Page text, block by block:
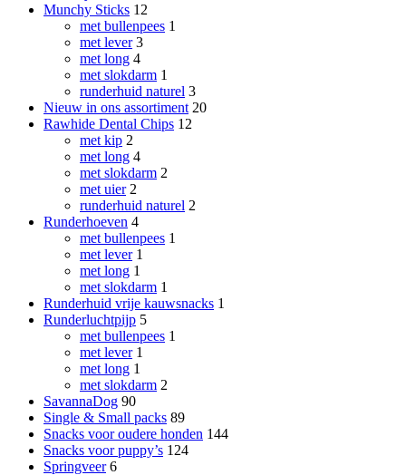
Munchy Sticks 12
met bullenpees 1
met lever 3
met long 4
met slokdarm 1
runderhuid naturel 3
Nieuw in ons assortiment 20
Rawhide Dental Chips 12
met kip 2
met long 4
met slokdarm 2
met uier 2
runderhuid naturel 2
Runderhoeven 4
met bullenpees 1
met lever 1
met long 1
met slokdarm 1
Runderhuid vrije kauwsnacks 1
Runderluchtpijp 5
met bullenpees 1
met lever 1
met long 1
met slokdarm 2
SavannaDog 90
Single & Small packs 89
Snacks voor oudere honden 144
Snacks voor puppy’s 124
Springveer 6